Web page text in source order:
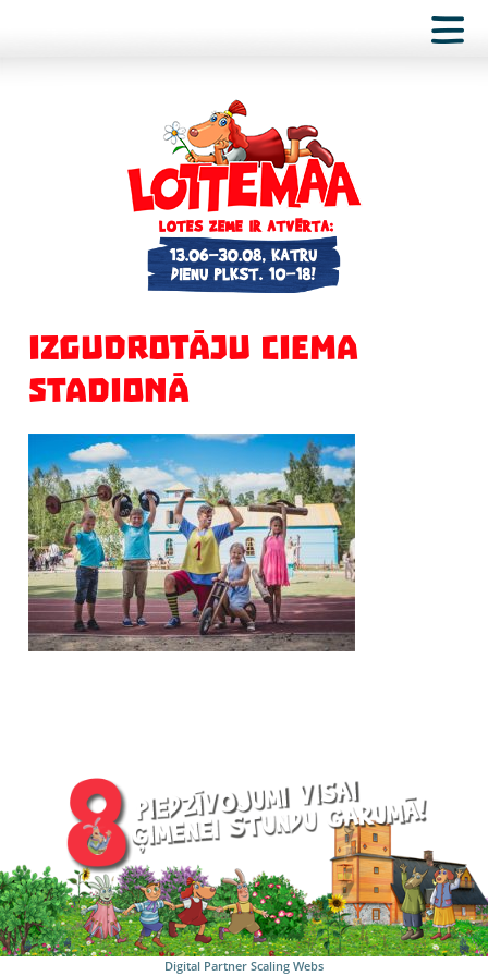
IZGUDROTĀJU CIEMA
STADIONĀ
Digital Partner Scaling Webs